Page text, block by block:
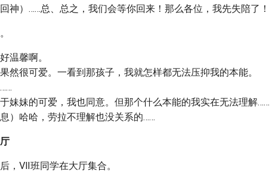
神）……总、总之，我们会等你回来！那么各位，我先失陪了！
温馨啊。
然很可爱。一看到那孩子，我就怎样都无法压抑我的本能。
妹妹的可爱，我也同意。但那个什么本能的我实在无法理解……
）哈哈，劳拉不理解也没关系的……
，Ⅶ班同学在大厅集合。